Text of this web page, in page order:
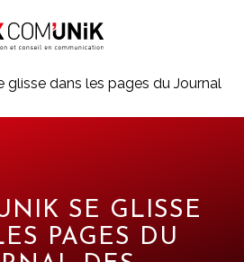
glisse dans les pages du Journal
SE GLISSE
PAGES DU